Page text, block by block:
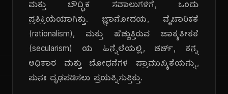
ಮತ್ತು ಬೌದ್ಧಿಕ ಸವಾಲುಗಳಿಗೆ, ಒಂದು
ಪ್ರತಿಕ್ರಿಯೆಯಾಗಿತ್ತು. ಜ್ಞಾನೋದಯ, ವೈಚಾರಿಕತೆ
(rationalism), ಮತ್ತು ಹೆಚ್ಚುತ್ತಿರುವ ಜಾತ್ಯತೀತತೆ
(secularism) ಯ ಹಿನ್ನೆಲೆಯಲ್ಲಿ, ಚರ್ಚ್, ತನ್ನ
ಅಧಿಕಾರ ಮತ್ತು ಬೋಧನೆಗಳ ಪ್ರಾಮುಖ್ಯತೆಯನ್ನು,
ಪುನಃ ದೃಢಪಡಿಸಲು ಪ್ರಯತ್ನಿಸುತ್ತಿತ್ತು.